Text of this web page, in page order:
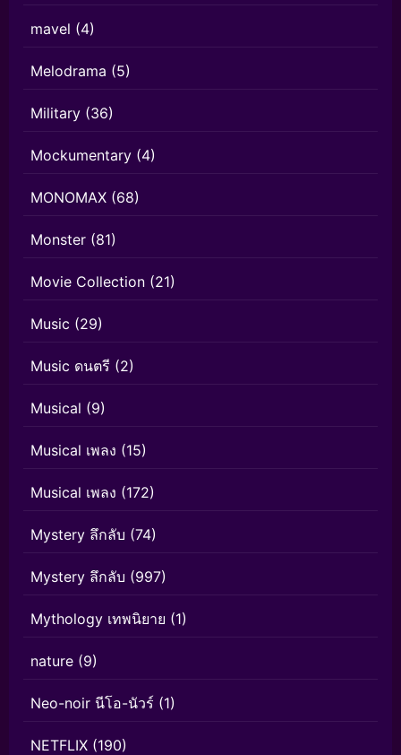
mavel (4)
Melodrama (5)
Military (36)
Mockumentary (4)
MONOMAX (68)
Monster (81)
Movie Collection (21)
Music (29)
Music ดนตรี (2)
Musical (9)
Musical เพลง (15)
Musical เพลง (172)
Mystery ลึกลับ (74)
Mystery ลึกลับ (997)
Mythology เทพนิยาย (1)
nature (9)
Neo-noir นีโอ-นัวร์ (1)
NETFLIX (190)